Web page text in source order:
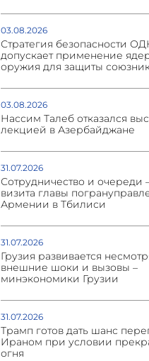
03.08.2026
Стратегия безопасности
допускает применение
оружия для защиты
03.08.2026
Нассим Талеб отказался
лекцией в Азербайджане
31.07.2026
Сотрудничество и очереди
визита главы
Армении в Тбилиси
31.07.2026
Грузия развивается
внешние шоки и вызовы –
минэкономики Грузии
31.07.2026
Трамп готов дать шанс
Ираном при условии
огня